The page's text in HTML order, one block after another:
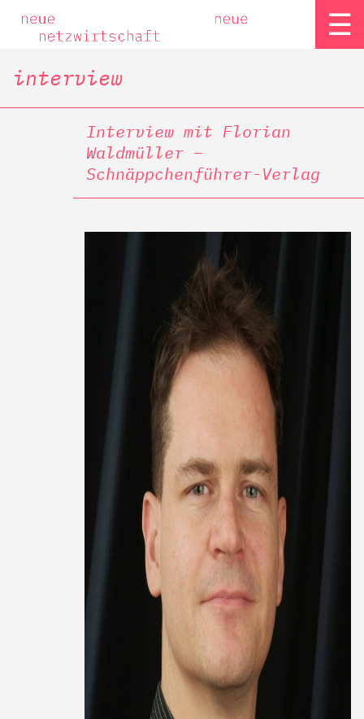
☰
interview
Interview mit Florian
Waldmüller –
Schnäppchenführer-Verlag